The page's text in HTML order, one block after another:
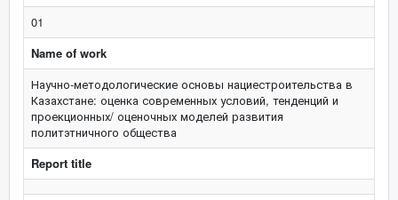
01
Name of work
Научно-методологические основы нациестроительства в
Казахстане: оценка современных условий, тенденций и
проекционных/ оценочных моделей развития
политэтничного общества
Report title